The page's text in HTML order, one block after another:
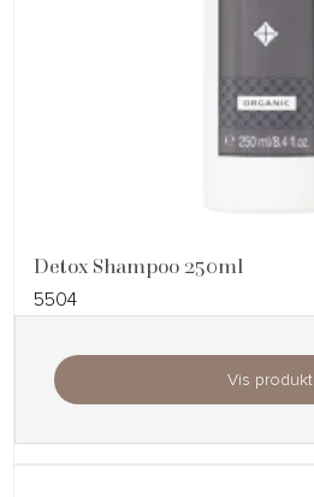
Detox Shampoo 250ml
5504
Vis produkt